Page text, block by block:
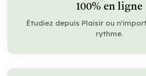
100% en ligne
Étudiez depuis Plaisir ou
rythme.